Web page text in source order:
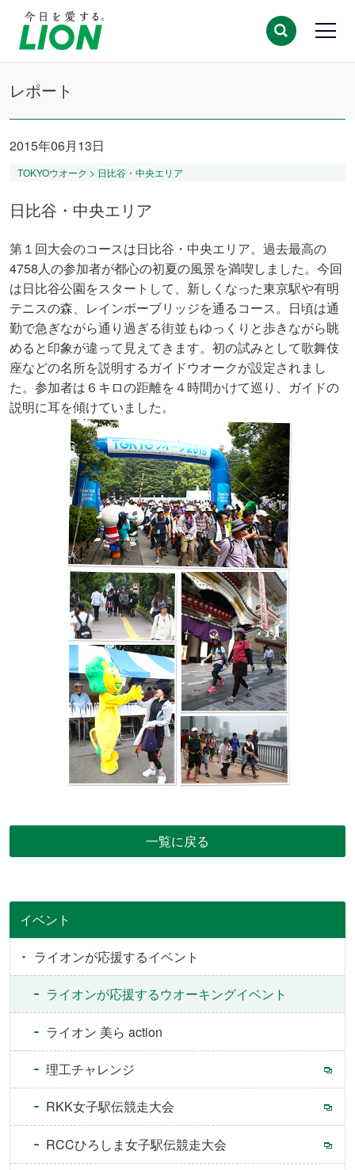
レポート
2015年06月13日
TOKYOウオーク > 日比谷・中央エリア
日比谷・中央エリア
第１回大会のコースは日比谷・中央エリア。過去最高の
4758人の参加者が都心の初夏の風景を満喫しました。今回
は日比谷公園をスタートして、新しくなった東京駅や有明
テニスの森、レインボーブリッジを通るコース。日頃は通
勤で急ぎながら通り過ぎる街並もゆっくりと歩きながら眺
めると印象が違って見えてきます。初の試みとして歌舞伎
座などの名所を説明するガイドウオークが設定されまし
た。参加者は６キロの距離を４時間かけて巡り、ガイドの
説明に耳を傾けていました。
一覧に戻る
イベント
ライオンが応援するイベント
ライオンが応援するウオーキングイベント
ライオン 美ら action
理工チャレンジ
RKK女子駅伝競走大会
RCCひろしま女子駅伝競走大会